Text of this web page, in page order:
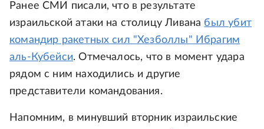
Ранее СМИ писали, что в результате
израильской атаки на столицу Ливана был убит
командир ракетных сил "Хезболлы" Ибрагим
аль-Кубейси. Отмечалось, что в момент удара
рядом с ним находились и другие
представители командования.
Напомним, в минувший вторник израильские